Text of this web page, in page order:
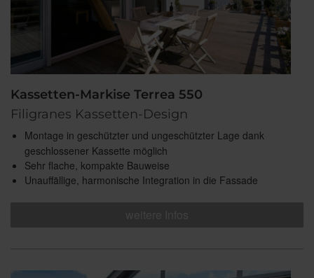
Kassetten-Markise Terrea 550
Filigranes Kassetten-Design
Montage in geschützter und ungeschützter Lage dank
geschlossener Kassette möglich
Sehr flache, kompakte Bauweise
Unauffällige, harmonische Integration in die Fassade